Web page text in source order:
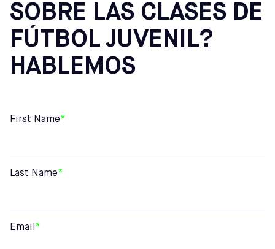
SOBRE LAS CLASES DE
FÚTBOL JUVENIL?
HABLEMOS
First Name*
Last Name*
Email *